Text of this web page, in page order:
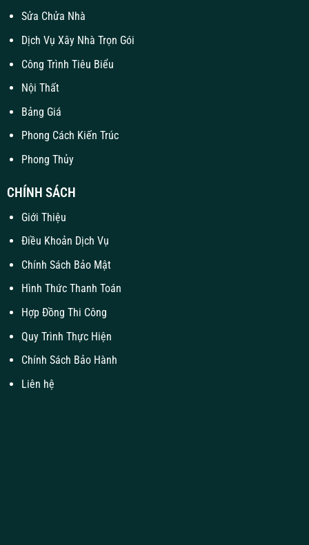
Sửa Chửa Nhà
Dịch Vụ Xây Nhà Trọn Gói
Công Trình Tiêu Biểu
Nội Thất
Bảng Giá
Phong Cách Kiến Trúc
Phong Thủy
CHÍNH SÁCH
Giới Thiệu
Điều Khoản Dịch Vụ
Chính Sách Bảo Mật
Hình Thức Thanh Toán
Hợp Đồng Thi Công
Quy Trình Thực Hiện
Chính Sách Bảo Hành
Liên hệ